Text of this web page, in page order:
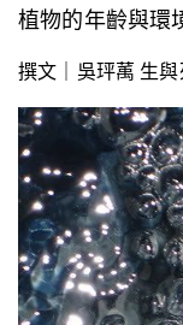
植物的年齡與環
撰文｜吳玶萭 生